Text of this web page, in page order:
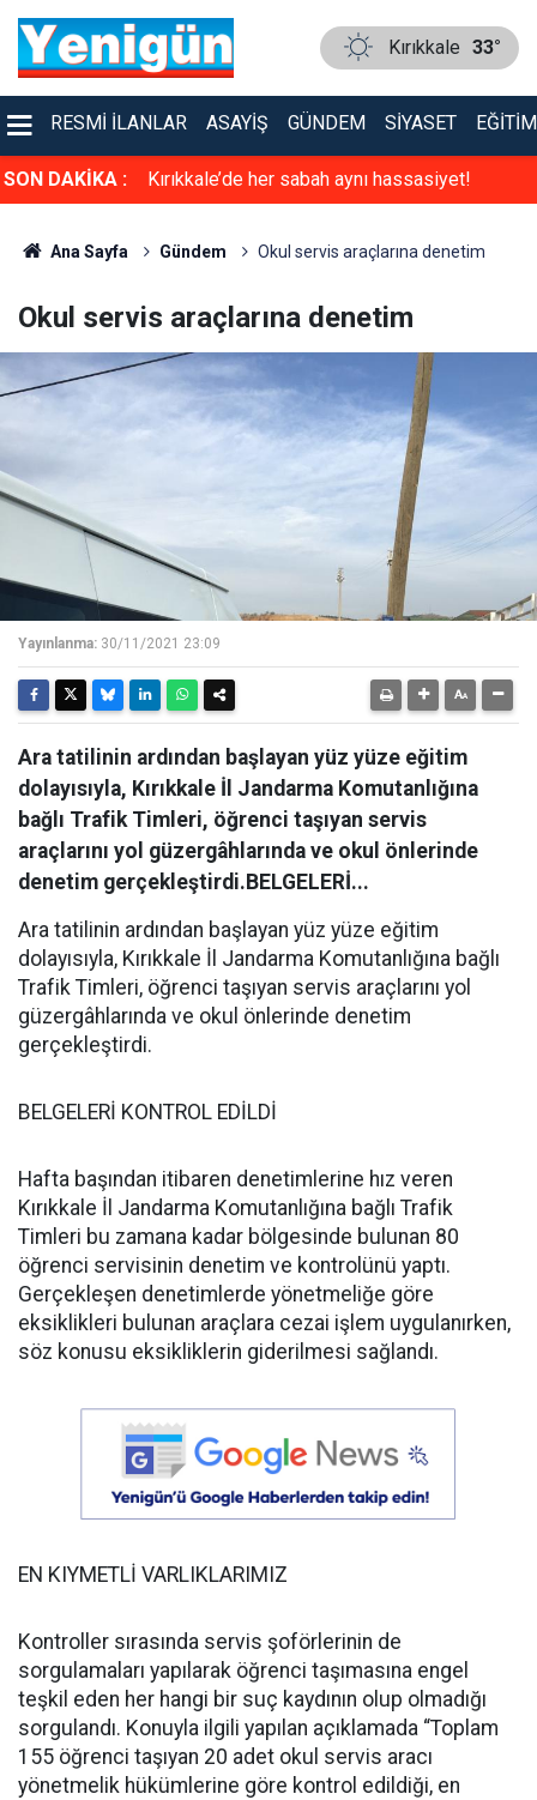
Kırıkkale 33°
RESMI İLANLAR ASAYIŞ GÜNDEM SIYASET EĞITIM
SON DAKİKA :
İlke Özyüksel Kırıkkale’de her sabah aynı hassasiyet!
Ana Sayfa Gündem Okul servis araçlarına denetim
Okul servis araçlarına denetim
Yayınlanma: 30/11/2021 23:09
Ara tatilinin ardından başlayan yüz yüze eğitim
dolayısıyla, Kırıkkale İl Jandarma Komutanlığına
bağlı Trafik Timleri, öğrenci taşıyan servis
araçlarını yol güzergâhlarında ve okul önlerinde
denetim gerçekleştirdi.BELGELERİ...
Ara tatilinin ardından başlayan yüz yüze eğitim
dolayısıyla, Kırıkkale İl Jandarma Komutanlığına bağlı
Trafik Timleri, öğrenci taşıyan servis araçlarını yol
güzergâhlarında ve okul önlerinde denetim
gerçekleştirdi.
BELGELERİ KONTROL EDİLDİ
Hafta başından itibaren denetimlerine hız veren
Kırıkkale İl Jandarma Komutanlığına bağlı Trafik
Timleri bu zamana kadar bölgesinde bulunan 80
öğrenci servisinin denetim ve kontrolünü yaptı.
Gerçekleşen denetimlerde yönetmeliğe göre
eksiklikleri bulunan araçlara cezai işlem uygulanırken,
söz konusu eksikliklerin giderilmesi sağlandı.
EN KIYMETLİ VARLIKLARIMIZ
Kontroller sırasında servis şoförlerinin de
sorgulamaları yapılarak öğrenci taşımasına engel
teşkil eden her hangi bir suç kaydının olup olmadığı
sorgulandı. Konuyla ilgili yapılan açıklamada “Toplam
155 öğrenci taşıyan 20 adet okul servis aracı
yönetmelik hükümlerine göre kontrol edildiği, en